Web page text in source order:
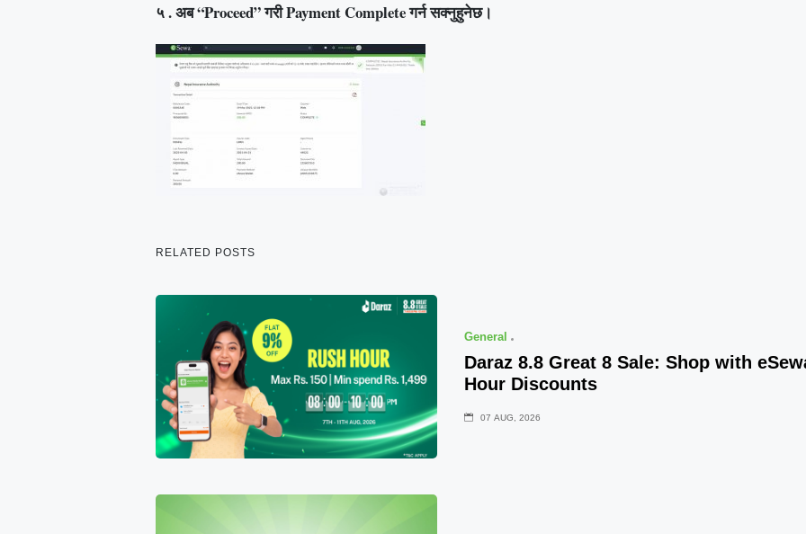
५ . अब “Proceed” गरी Payment Complete गर्न सक्नुहुनेछ।
RELATED POSTS
General
Daraz 8.8 Great 8 Sale: Shop with
Hour Discounts
07 AUG, 2026